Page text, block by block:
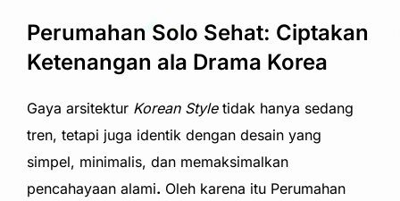
Perumahan Solo Sehat: Ciptakan
Ketenangan ala Drama Korea
Gaya arsitektur Korean Styletidak hanya sedang
tren, tetapi juga identik dengan desain yang
simpel, minimalis, dan memaksimalkan
pencahayaan alami. Oleh karena itu Perumahan